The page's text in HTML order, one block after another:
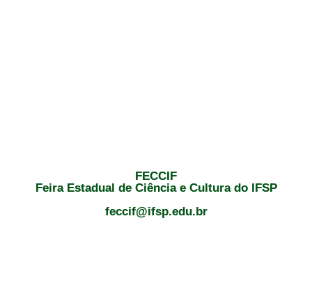
FECCIF
Feira Estadual de Ciência e Cultura do IFSP
feccif@ifsp.edu.br